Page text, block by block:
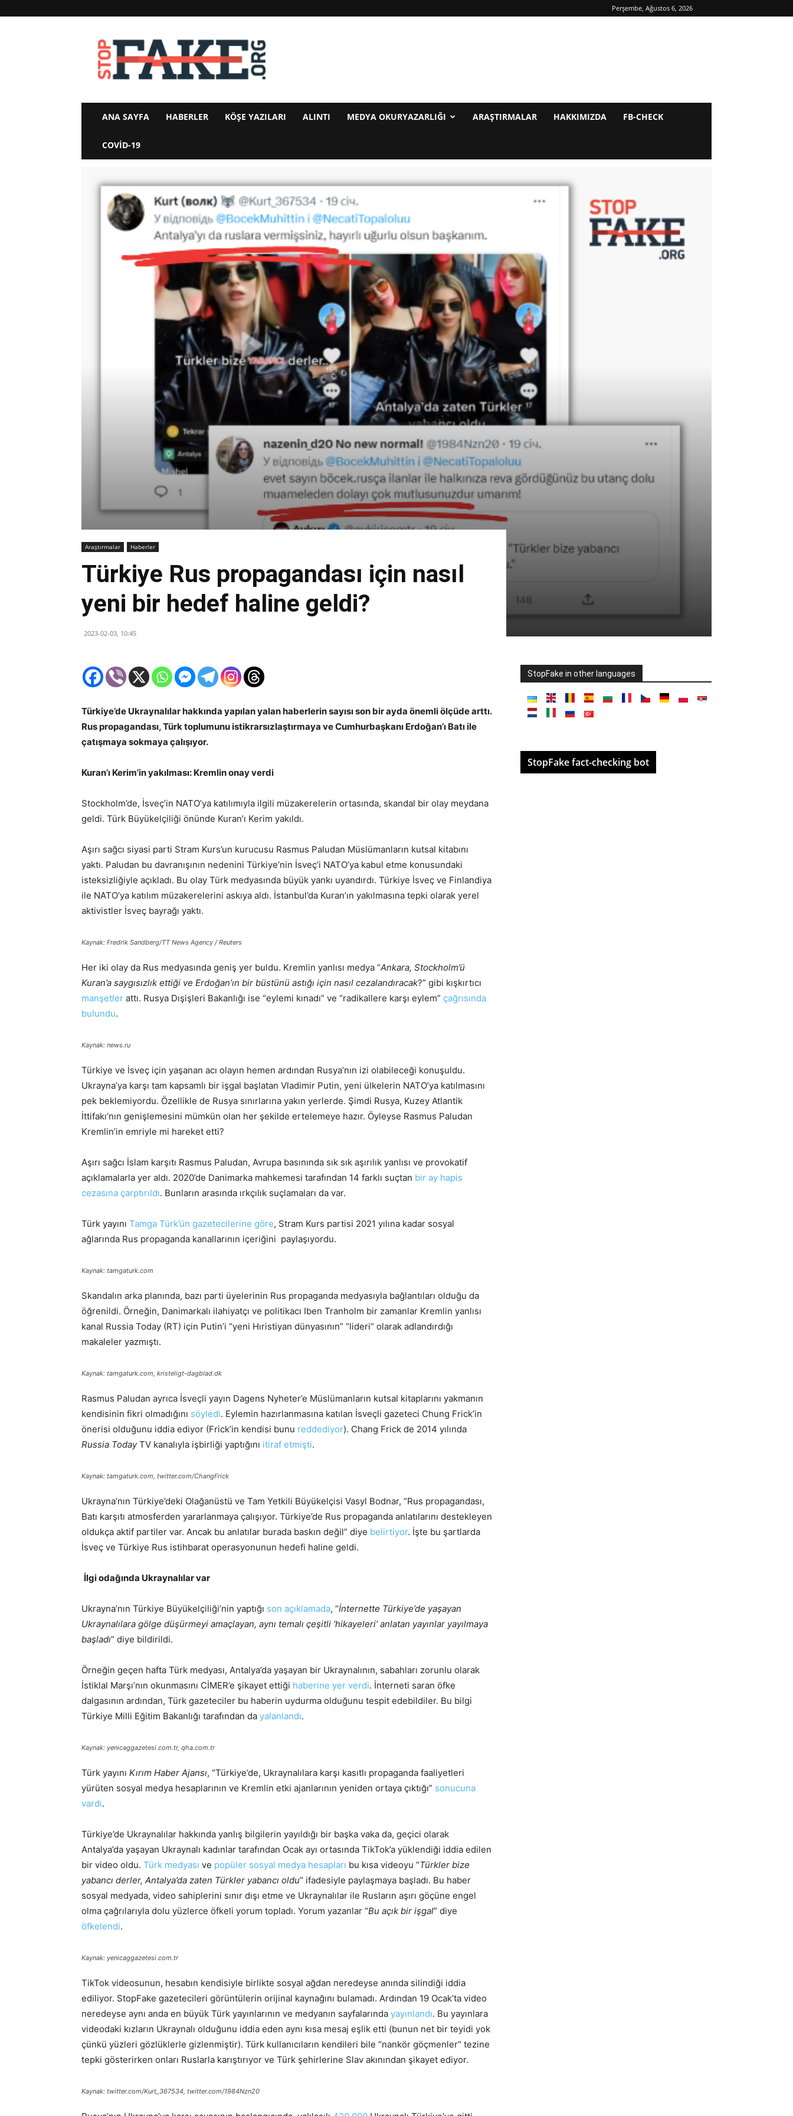
Perşembe, Ağustos 6, 2026
StopFake
ANA SAYFA HABERLER KÖŞE YAZILARI ALINTI MEDYA OKURYAZARLIĞI ARAŞTIRMALAR HAKKIMIZDA FB-CHECK
COVID-19
Araştırmalar Haberler
Türkiye Rus propagandası için nasıl
yeni bir hedef haline geldi?
2023-02-03, 10:45
Türkiye’de Ukraynalılar hakkında yapılan yalan haberlerin sayısı son bir ayda önemli ölçüde arttı.
Rus propagandası, Türk toplumunu istikrarsızlaştırmaya ve Cumhurbaşkanı Erdoğan’ı Batı ile
çatışmaya sokmaya çalışıyor.
Kuran’ı Kerim’in yakılması: Kremlin onay verdi
Stockholm’de, İsveç’in NATO’ya katılımıyla ilgili müzakerelerin ortasında, skandal bir olay meydana
geldi. Türk Büyükelçiliği önünde Kuran’ı Kerim yakıldı.
Aşırı sağcı siyasi parti Stram Kurs’un kurucusu Rasmus Paludan Müslümanların kutsal kitabını
yaktı. Paludan bu davranışının nedenini Türkiye’nin İsveç’i NATO’ya kabul etme konusundaki
isteksizliğiyle açıkladı. Bu olay Türk medyasında büyük yankı uyandırdı. Türkiye İsveç ve Finlandiya
ile NATO’ya katılım müzakerelerini askıya aldı. İstanbul’da Kuran’ın yakılmasına tepki olarak yerel
aktivistler İsveç bayrağı yaktı.
Kaynak: Fredrik Sandberg/TT News Agency / Reuters
Her iki olay da Rus medyasında geniş yer buldu. Kremlin yanlısı medya “Ankara, Stockholm’ü
Kuran’a saygısızlık ettiği ve Erdoğan’ın bir büstünü astığı için nasıl cezalandıracak?” gibi kışkırtıcı
manşetler attı. Rusya Dışişleri Bakanlığı ise “eylemi kınadı” ve “radikallere karşı eylem” çağrısında
bulundu.
Kaynak: news.ru
Türkiye ve İsveç için yaşanan acı olayın hemen ardından Rusya’nın izi olabileceği konuşuldu.
Ukrayna’ya karşı tam kapsamlı bir işgal başlatan Vladimir Putin, yeni ülkelerin NATO’ya katılmasını
pek beklemiyordu. Özellikle de Rusya sınırlarına yakın yerlerde. Şimdi Rusya, Kuzey Atlantik
İttifakı’nın genişlemesini mümkün olan her şekilde ertelemeye hazır. Öyleyse Rasmus Paludan
Kremlin’in emriyle mi hareket etti?
Aşırı sağcı İslam karşıtı Rasmus Paludan, Avrupa basınında sık sık aşırılık yanlısı ve provokatif
açıklamalarla yer aldı. 2020’de Danimarka mahkemesi tarafından 14 farklı suçtan bir ay hapis
cezasına çarptırıldı. Bunların arasında ırkçılık suçlamaları da var.
Türk yayını Tamga Türk’ün gazetecilerine göre, Stram Kurs partisi 2021 yılına kadar sosyal
ağlarında Rus propaganda kanallarının içeriğini paylaşıyordu.
Kaynak: tamgaturk.com
Skandalın arka planında, bazı parti üyelerinin Rus propaganda medyasıyla bağlantıları olduğu da
öğrenildi. Örneğin, Danimarkalı ilahiyatçı ve politikacı Iben Tranholm bir zamanlar Kremlin yanlısı
kanal Russia Today (RT) için Putin’i “yeni Hıristiyan dünyasının” “lideri” olarak adlandırdığı
makaleler yazmıştı.
Kaynak: tamgaturk.com, kristeligt-dagblad.dk
Rasmus Paludan ayrıca İsveçli yayın Dagens Nyheter’e Müslümanların kutsal kitaplarını yakmanın
kendisinin fikri olmadığını söyledi. Eylemin hazırlanmasına katılan İsveçli gazeteci Chung Frick’in
önerisi olduğunu iddia ediyor (Frick’in kendisi bunu reddediyor). Chang Frick de 2014 yılında
Russia TodayTV kanalıyla işbirliği yaptığını itiraf etmişti.
Kaynak: tamgaturk.com, twitter.com/ChangFrick
Ukrayna’nın Türkiye’deki Olağanüstü ve Tam Yetkili Büyükelçisi Vasyl Bodnar, “Rus propagandası,
Batı karşıtı atmosferden yararlanmaya çalışıyor. Türkiye’de Rus propaganda anlatılarını destekleyen
oldukça aktif partiler var. Ancak bu anlatılar burada baskın değil” diye belirtiyor. İşte bu şartlarda
İsveç ve Türkiye Rus istihbarat operasyonunun hedefi haline geldi.
İlgi odağında Ukraynalılar var
Ukrayna’nın Türkiye Büyükelçiliği’nin yaptığı son açıklamada, “İnternette Türkiye’de yaşayan
Ukraynalılara gölge düşürmeyi amaçlayan, aynı temalı çeşitli ‘hikayeleri’ anlatan yayınlar yayılmaya
başladı” diye bildirildi.
Örneğin geçen hafta Türk medyası, Antalya’da yaşayan bir Ukraynalının, sabahları zorunlu olarak
İstiklal Marşı’nın okunmasını CİMER’e şikayet ettiği haberine yer verdi. İnterneti saran öfke
dalgasının ardından, Türk gazeteciler bu haberin uydurma olduğunu tespit edebildiler. Bu bilgi
Türkiye Milli Eğitim Bakanlığı tarafından da yalanlandı.
Kaynak: yenicaggazetesi.com.tr, qha.com.tr
Türk yayını Kırım Haber Ajansı, “Türkiye’de, Ukraynalılara karşı kasıtlı propaganda faaliyetleri
yürüten sosyal medya hesaplarının ve Kremlin etki ajanlarının yeniden ortaya çıktığı” sonucuna
vardı.
Türkiye’de Ukraynalılar hakkında yanlış bilgilerin yayıldığı bir başka vaka da, geçici olarak
Antalya’da yaşayan Ukraynalı kadınlar tarafından Ocak ayı ortasında TikTok’a yüklendiği iddia edilen
bir video oldu. Türk medyası ve popüler sosyal medya hesapları bu kısa videoyu “Türkler bize
yabancı derler, Antalya’da zaten Türkler yabancı oldu” ifadesiyle paylaşmaya başladı. Bu haber
sosyal medyada, video sahiplerini sınır dışı etme ve Ukraynalılar ile Rusların aşırı göçüne engel
olma çağrılarıyla dolu yüzlerce öfkeli yorum topladı. Yorum yazanlar “Bu açık bir işgal” diye
öfkelendi.
Kaynak: yenicaggazetesi.com.tr
TikTok videosunun, hesabın kendisiyle birlikte sosyal ağdan neredeyse anında silindiği iddia
ediliyor. StopFake gazetecileri görüntülerin orijinal kaynağını bulamadı. Ardından 19 Ocak’ta video
neredeyse aynı anda en büyük Türk yayınlarının ve medyanın sayfalarında yayınlandı. Bu yayınlara
videodaki kızların Ukraynalı olduğunu iddia eden aynı kısa mesaj eşlik etti (bunun net bir teyidi yok
çünkü yüzleri gözlüklerle gizlenmiştir). Türk kullanıcıların kendileri bile “nankör göçmenler” tezine
tepki gösterirken onları Ruslarla karıştırıyor ve Türk şehirlerine Slav akınından şikayet ediyor.
Kaynak: twitter.com/Kurt_367534, twitter.com/1984Nzn20
StopFake in other languages
StopFake fact-checking bot